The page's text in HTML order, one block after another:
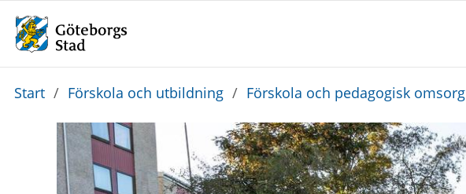
Du
Start / Förskola och utbildning / Förskola och pedagogisk omsorg